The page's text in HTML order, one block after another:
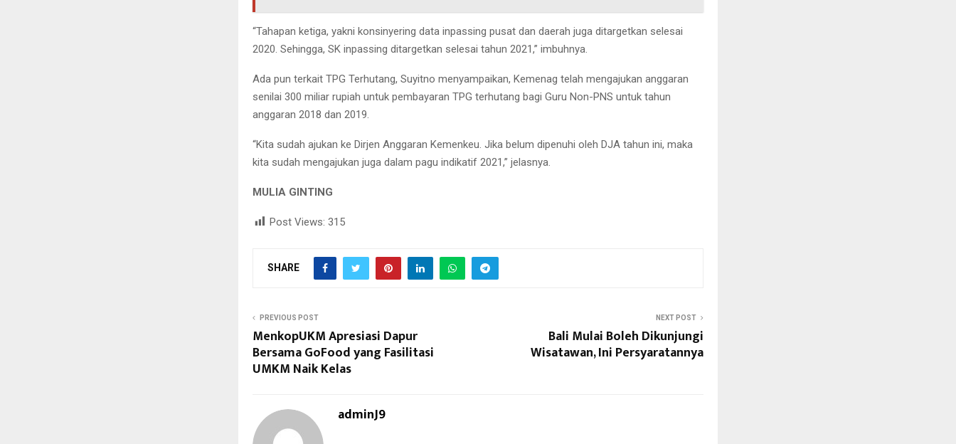
“Tahapan ketiga, yakni konsinyering data inpassing pusat dan daerah juga ditargetkan selesai
2020. Sehingga, SK inpassing ditargetkan selesai tahun 2021,” imbuhnya.
Ada pun terkait TPG Terhutang, Suyitno menyampaikan, Kemenag telah mengajukan anggaran
senilai 300 miliar rupiah untuk pembayaran TPG terhutang bagi Guru Non-PNS untuk tahun
anggaran 2018 dan 2019.
“Kita sudah ajukan ke Dirjen Anggaran Kemenkeu. Jika belum dipenuhi oleh DJA tahun ini, maka
kita sudah mengajukan juga dalam pagu indikatif 2021,” jelasnya.
MULIA GINTING
Post Views: 315
SHARE
PREVIOUS POST
MenkopUKM Apresiasi Dapur
Bersama GoFood yang Fasilitasi
UMKM Naik Kelas
NEXT POST
Bali Mulai Boleh Dikunjungi
Wisatawan, Ini Persyaratannya
adminJ9